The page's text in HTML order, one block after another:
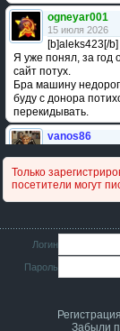
ogneyar001
15 июля 2026
[b]aleks423[/b]
Я уже понял, за год
сайт потух.
Бра машину
буду с донора
перекидывать.
vanos86
сравнивал подушку
дизельной машины
4578063AG и
iMrCoffeeBLR4
11 июля 2026
[b]era124[/b],
Ага понял буду
era124
Только
посетители могут
Логин
Пароль
Забыли